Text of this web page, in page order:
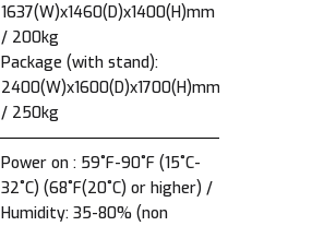
1637(W)x1460(D)x1400(H)mm
/ 200kg
Package (with stand):
2400(W)x1600(D)x1700(H)mm
/ 250kg
Power on : 59˚F-90˚F (15˚C-
32˚C) (68˚F(20˚C) or higher) /
Humidity: 35-80% (non